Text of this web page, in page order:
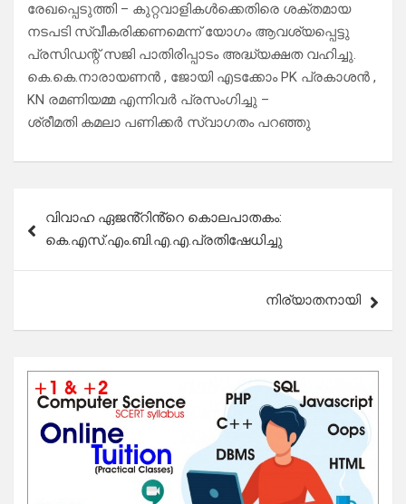
രേഖപ്പെടുത്തി – കുറ്റവാളികൾക്കെതിരെ ശക്തമായ
നടപടി സ്വീകരിക്കണമെന്ന് യോഗം ആവശ്യപ്പെട്ടു
പ്രസിഡന്റ് സജി പാതിരിപ്പാടം അദ്ധ്യക്ഷത വഹിച്ചു.
കെ.കെ.നാരായണൻ , ജോയി എടക്കോം PK പ്രകാശൻ ,
KN രമണിയമ്മ എന്നിവർ പ്രസംഗിച്ചു –
ശ്രീമതി കമലാ പണിക്കർ സ്വാഗതം പറഞ്ഞു
navigation
വിവാഹ ഏജൻ്റിൻ്റെ കൊലപാതകം:
കെ.എസ്.എം.ബി.എ.എ.പ്രതിഷേധിച്ചു
നിര്യാതനായി